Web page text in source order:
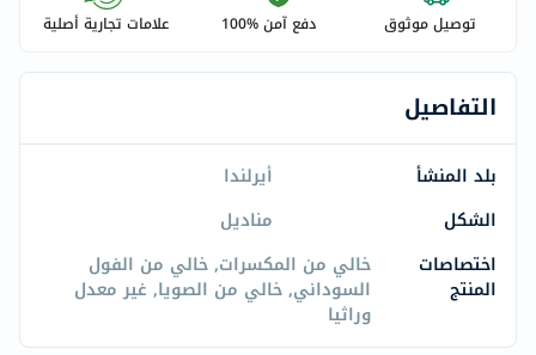
توصيل موثوق دفع آمن %100 علامات تجارية أصلية
التفاصيل
بلد المنشأ
أيرلندا
الشكل
مناديل
اختصاصات
المنتج
خالي من المكسرات, خالي من الفول
السوداني, خالي من الصويا, غير معدل
وراثيا